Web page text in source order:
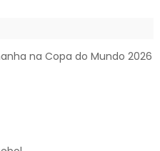
na Copa do Mundo 2026